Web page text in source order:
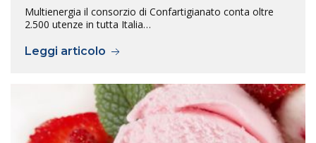
Multienergia il consorzio di Confartigianato conta oltre
2.500 utenze in tutta Italia…
Leggi articolo